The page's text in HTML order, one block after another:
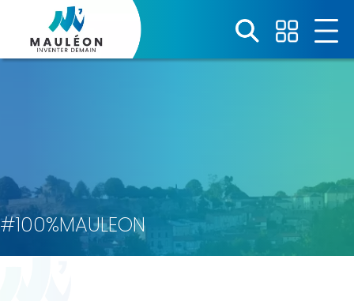
#100%MAULEON
Panneau de gestion des cookies